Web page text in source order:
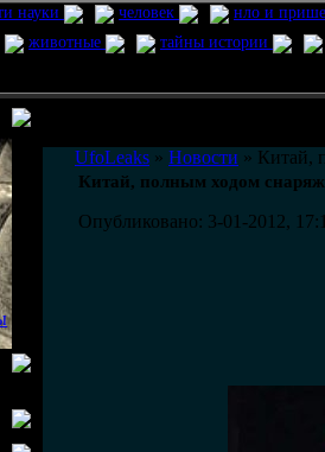
науки человек
нло и
животные
тайны истории
UfoLeaks » Новости » Китай,
Китай, полным ходом
Опубликовано: 3-01-2012,